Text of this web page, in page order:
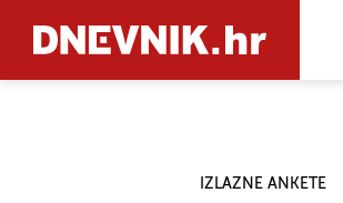
IZLAZNE ANKETE